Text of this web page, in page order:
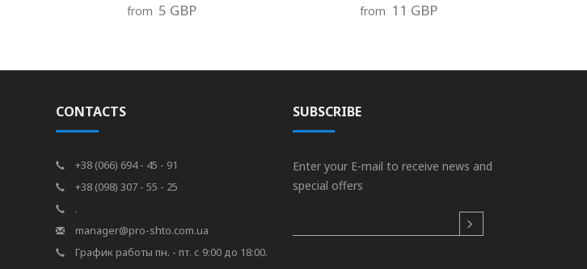
from 5 GBP
from 11 GBP
CONTACTS
+38 (066) 694 - 45 - 91
+38 (098) 307 - 55 - 25
.
manager@pro-shto.com.ua
График работы пн. - пт. с 9:00 до 18:00.
SUBSCRIBE
Enter your E-mail to receive news and
special offers